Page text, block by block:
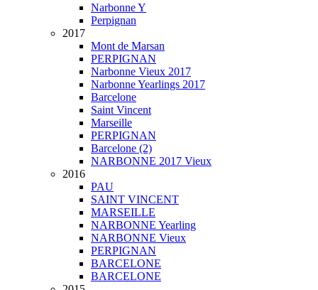
Narbonne Y
Perpignan
2017
Mont de Marsan
PERPIGNAN
Narbonne Vieux 2017
Narbonne Yearlings 2017
Barcelone
Saint Vincent
Marseille
PERPIGNAN
Barcelone (2)
NARBONNE 2017 Vieux
2016
PAU
SAINT VINCENT
MARSEILLE
NARBONNE Yearling
NARBONNE Vieux
PERPIGNAN
BARCELONE
BARCELONE